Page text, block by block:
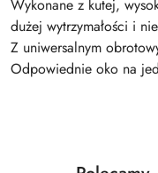
Wykonane z kutej,
dużej wytrzymałości i
Z uniwersalnym
Odpowiednie oko na